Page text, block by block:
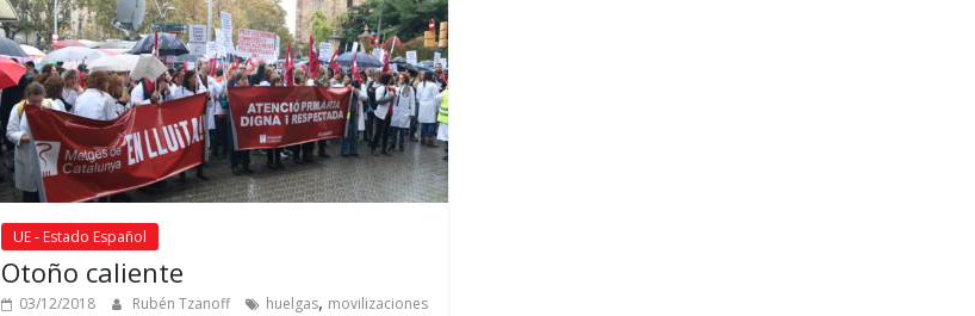
UE - Estado Español
Otoño caliente
03/12/2018 Rubén Tzanoff huelgas, movilizaciones